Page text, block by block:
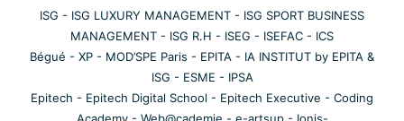
ISG - ISG LUXURY MANAGEMENT - ISG SPORT BUSINESS
MANAGEMENT - ISG R.H - ISEG - ISEFAC - ICS
Bégué - XP - MOD’SPE Paris - EPITA - IA INSTITUT by EPITA &
ISG - ESME - IPSA
Epitech - Epitech Digital School - Epitech Executive - Coding